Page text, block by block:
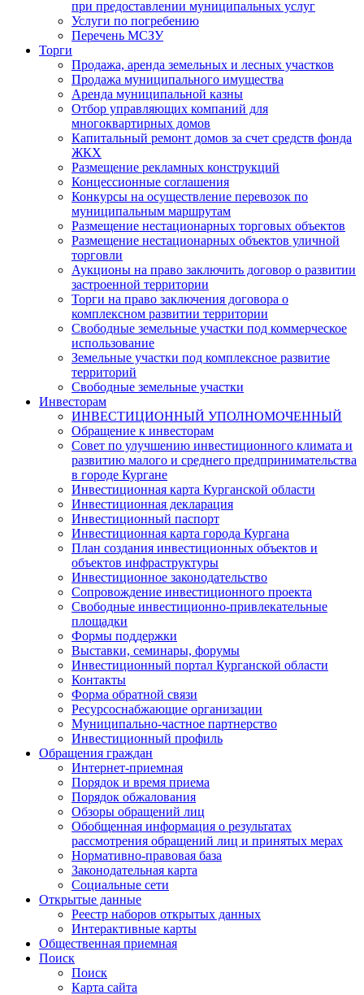
при предоставлении муниципальных услуг
Услуги по погребению
Перечень МСЗУ
Торги
Продажа, аренда земельных и лесных участков
Продажа муниципального имущества
Аренда муниципальной казны
Отбор управляющих компаний для
многоквартирных домов
Капитальный ремонт домов за счет средств фонда
ЖКХ
Размещение рекламных конструкций
Концессионные соглашения
Конкурсы на осуществление перевозок по
муниципальным маршрутам
Размещение нестационарных торговых объектов
Размещение нестационарных объектов уличной
торговли
Аукционы на право заключить договор о развитии
застроенной территории
Торги на право заключения договора о
комплексном развитии территории
Свободные земельные участки под коммерческое
использование
Земельные участки под комплексное развитие
территорий
Свободные земельные участки
Инвесторам
ИНВЕСТИЦИОННЫЙ УПОЛНОМОЧЕННЫЙ
Обращение к инвесторам
Совет по улучшению инвестиционного климата и
развитию малого и среднего предпринимательства
в городе Кургане
Инвестиционная карта Курганской области
Инвестиционная декларация
Инвестиционный паспорт
Инвестиционная карта города Кургана
План создания инвестиционных объектов и
объектов инфраструктуры
Инвестиционное законодательство
Сопровождение инвестиционного проекта
Свободные инвестиционно-привлекательные
площадки
Формы поддержки
Выставки, семинары, форумы
Инвестиционный портал Курганской области
Контакты
Форма обратной связи
Ресурсоснабжающие организации
Муниципально-частное партнерство
Инвестиционный профиль
Обращения граждан
Интернет-приемная
Порядок и время приема
Порядок обжалования
Обзоры обращений лиц
Обобщенная информация о результатах
рассмотрения обращений лиц и принятых мерах
Нормативно-правовая база
Законодательная карта
Социальные сети
Открытые данные
Реестр наборов открытых данных
Интерактивные карты
Общественная приемная
Поиск
Поиск
Карта сайта